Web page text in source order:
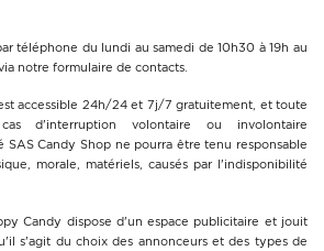
téléphone du lundi au samedi de 10h30 à 19h au
notre formulaire de contacts.
accessible 24h/24 et 7j/7 gratuitement, et toute
d'interruption volontaire ou involontaire
SAS Candy Shop ne pourra être tenu responsable
morale, matériels, causés par l'indisponibilité
Candy dispose d'un espace publicitaire et jouit
s'agit du choix des annonceurs et des types de